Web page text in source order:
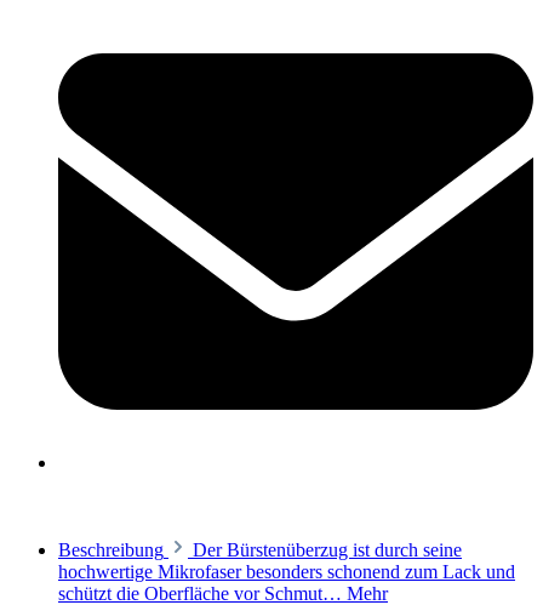
Beschreibung
Der Bürstenüberzug ist durch seine
hochwertige Mikrofaser besonders schonend zum Lack und
schützt die Oberfläche vor Schmut… Mehr